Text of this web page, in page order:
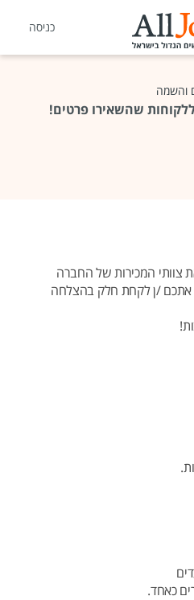
כניסה
ללקוחות שהשאירו פרטים!
צוותי המכירות של החברה
אתכם /ן לקחת חלק בהצלחה
כאחד.